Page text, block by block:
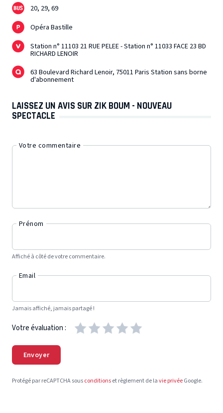
20, 29, 69
Opéra Bastille
Station n° 11103 21 RUE PELEE - Station n° 11033 FACE 23 BD
RICHARD LENOIR
63 Boulevard Richard Lenoir, 75011 Paris Station sans borne
d'abonnement
LAISSEZ UN AVIS SUR ZIK BOUM - NOUVEAU
SPECTACLE
Votre commentaire
Prénom
Affiché à côté de votre commentaire.
Email
Jamais affiché, jamais partagé !
Votre évaluation :
Envoyer
Protégé par reCAPTCHA sousconditionset règlement de lavie privéeGoogle.